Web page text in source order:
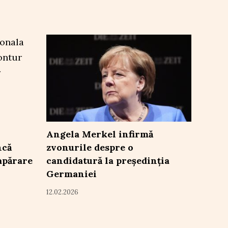
Angela Merkel infirmă
zvonurile despre o
candidatură la președinția
Germaniei
12.02.2026